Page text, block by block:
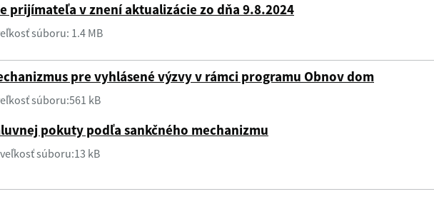
prijímateľa v znení aktualizácie zo dňa 9.8.2024
súboru: 1.4 MB
pre vyhlásené výzvy v rámci programu Obnov dom
súboru:561 kB
pokuty podľa sankčného mechanizmu
súboru:13 kB